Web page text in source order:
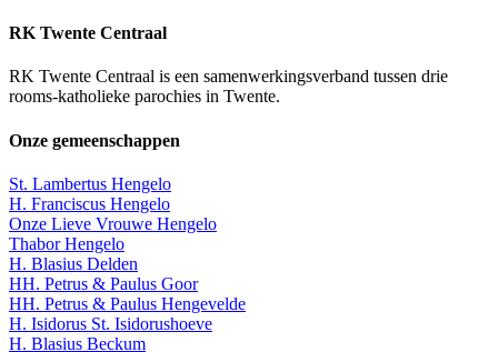
RK Twente Centraal
RK Twente Centraal is een samenwerkingsverband tussen drie
rooms-katholieke parochies in Twente.
Onze gemeenschappen
St. Lambertus Hengelo
H. Franciscus Hengelo
Onze Lieve Vrouwe Hengelo
Thabor Hengelo
H. Blasius Delden
HH. Petrus & Paulus Goor
HH. Petrus & Paulus Hengevelde
H. Isidorus St. Isidorushoeve
H. Blasius Beckum